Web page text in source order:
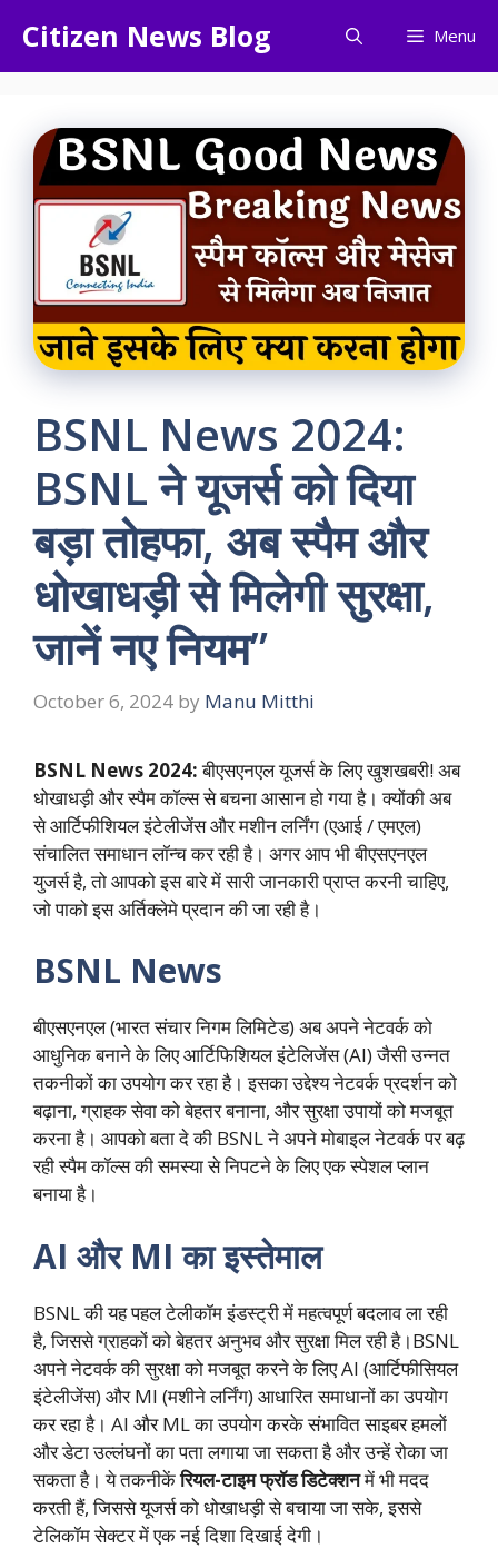
content
Citizen News Blog Menu
BSNL News 2024:
BSNL ने यूजर्स को दिया
बड़ा तोहफा, अब स्पैम और
धोखाधड़ी से मिलेगी सुरक्षा,
जानें नए नियम”
October 6, 2024 by Manu Mitthi
BSNL News 2024:बीएसएनएल यूजर्स के लिए खुशखबरी! अब
धोखाधड़ी और स्पैम कॉल्स से बचना आसान हो गया है। क्योंकी अब
से आर्टिफीशियल इंटेलीजेंस और मशीन लर्निंग (एआई / एमएल)
संचालित समाधान लॉन्च कर रही है। अगर आप भी बीएसएनएल
युजर्स है, तो आपको इस बारे में सारी जानकारी प्राप्त करनी चाहिए,
जो पाको इस अर्तिक्लेमे प्रदान की जा रही है।
BSNL News
बीएसएनएल (भारत संचार निगम लिमिटेड) अब अपने नेटवर्क को
आधुनिक बनाने के लिए आर्टिफिशियल इंटेलिजेंस (AI) जैसी उन्नत
तकनीकों का उपयोग कर रहा है। इसका उद्देश्य नेटवर्क प्रदर्शन को
बढ़ाना, ग्राहक सेवा को बेहतर बनाना, और सुरक्षा उपायों को मजबूत
करना है। आपको बता दे की BSNL ने अपने मोबाइल नेटवर्क पर बढ़
रही स्पैम कॉल्स की समस्या से निपटने के लिए एक स्पेशल प्लान
बनाया है।
AI और MI का इस्तेमाल
BSNL की यह पहल टेलीकॉम इंडस्ट्री में महत्वपूर्ण बदलाव ला रही
है, जिससे ग्राहकों को बेहतर अनुभव और सुरक्षा मिल रही है।BSNL
अपने नेटवर्क की सुरक्षा को मजबूत करने के लिए AI (आर्टिफीसियल
इंटेलीजेंस) और MI (मशीने लर्निंग) आधारित समाधानों का उपयोग
कर रहा है। AI और ML का उपयोग करके संभावित साइबर हमलों
और डेटा उल्लंघनों का पता लगाया जा सकता है और उन्हें रोका जा
सकता है। ये तकनीकेंरियल-टाइम फ्रॉड डिटेक्शनमें भी मदद
करती हैं, जिससे यूजर्स को धोखाधड़ी से बचाया जा सके, इससे
टेलिकॉम सेक्टर में एक नई दिशा दिखाई देगी।